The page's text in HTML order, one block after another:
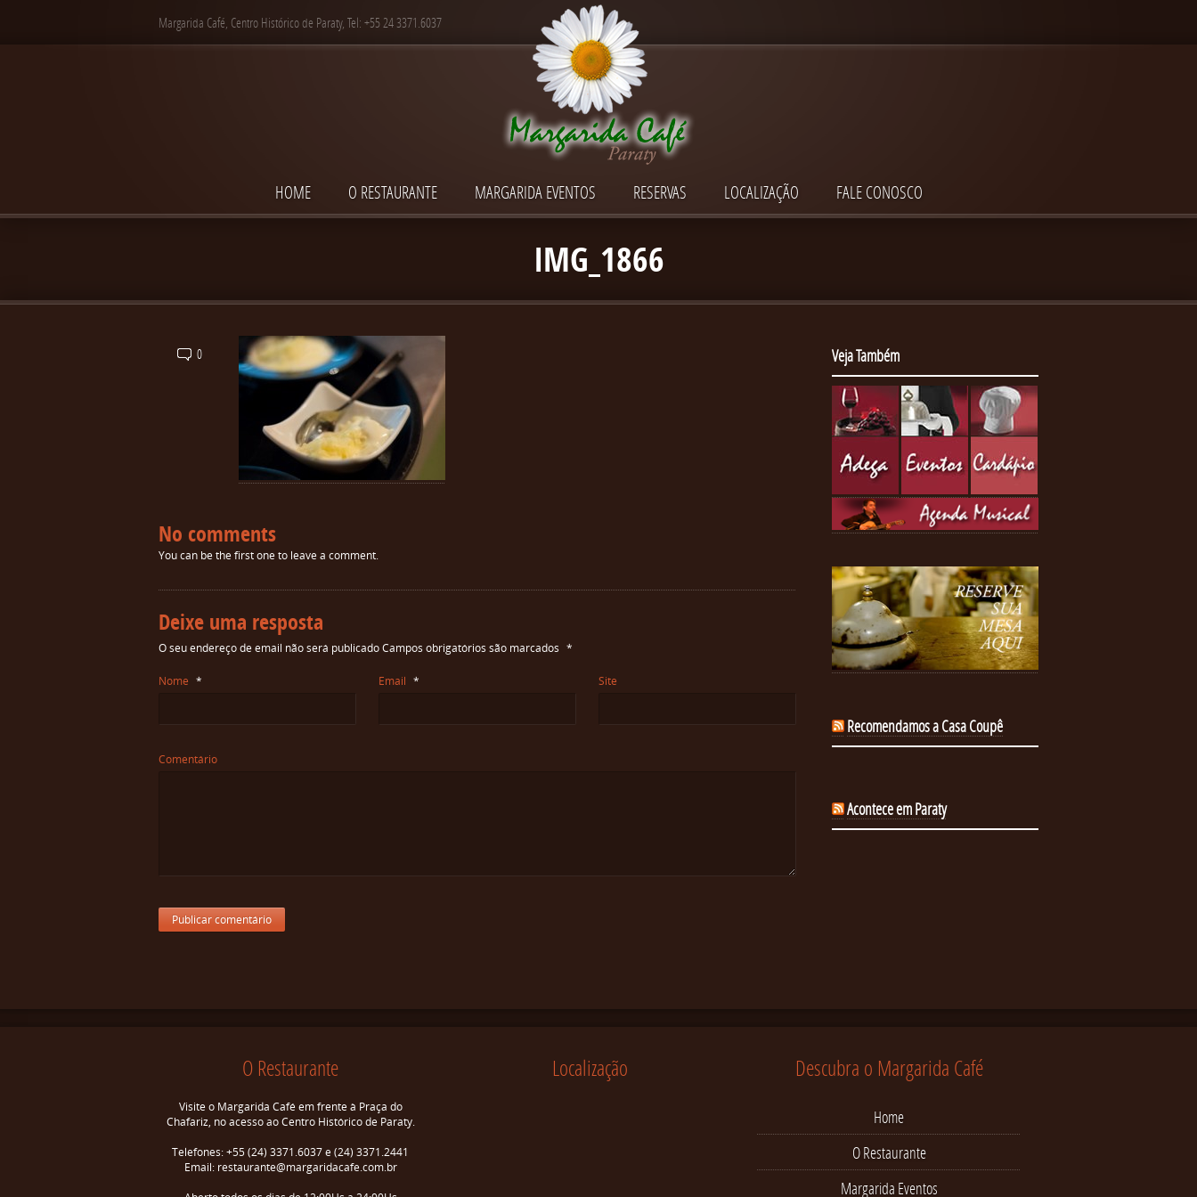
Margarida Café, Centro Histórico de Paraty, Tel: +55 24 3371.6037
HOME O RESTAURANTE MARGARIDA EVENTOS RESERVAS LOCALIZAÇÃO FALE CONOSCO
IMG_1866
0
No comments
You can be the first one to leave a comment.
Deixe uma resposta
O seu endereço de email não será publicadoCampos obrigatórios são marcados *
Nome * Email * Site
Comentário
Veja Também
Recomendamos a Casa Coupê
Acontece em Paraty
O Restaurante
Visite o Margarida Café em frente à Praça do
Chafariz, no acesso ao Centro Histórico de Paraty.
Telefones: +55 (24) 3371.6037 e (24) 3371.2441
Email: restaurante@margaridacafe.com.br
Localização Descubra o Margarida Café
Home
O Restaurante
Margarida Eventos